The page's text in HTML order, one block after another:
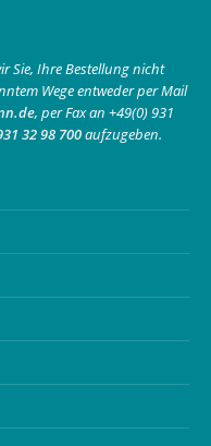
Sie, Ihre Bestellung nicht
Wege entweder per Mail
, per Fax an +49(0) 931
32 98 700aufzugeben.